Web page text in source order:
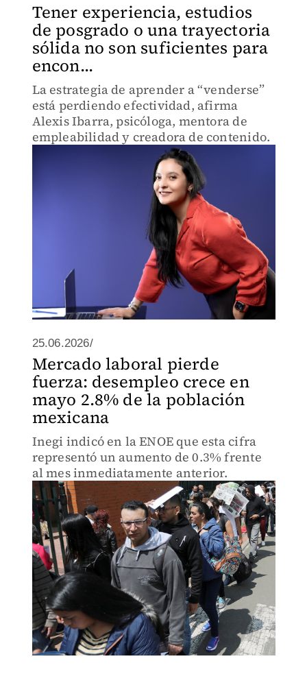
Tener experiencia, estudios
de posgrado o una trayectoria
sólida no son suficientes para
encon...
La estrategia de aprender a “venderse”
está perdiendo efectividad, afirma
Alexis Ibarra, psicóloga, mentora de
empleabilidad y creadora de contenido.
25.06.2026/
Mercado laboral pierde
fuerza: desempleo crece en
mayo 2.8% de la población
mexicana
Inegi indicó en la ENOE que esta cifra
representó un aumento de 0.3% frente
al mes inmediatamente anterior.